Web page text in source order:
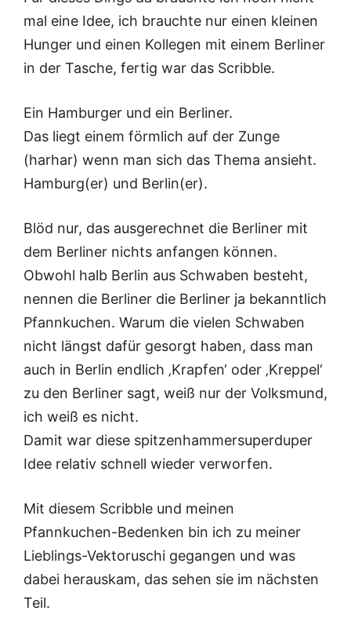
mal eine Idee, ich brauchte nur einen kleinen
Hunger und einen Kollegen mit einem Berliner
in der Tasche, fertig war das Scribble.
Ein Hamburger und ein Berliner.
Das liegt einem förmlich auf der Zunge
(harhar) wenn man sich das Thema ansieht.
Hamburg(er) und Berlin(er).
Blöd nur, das ausgerechnet die Berliner mit
dem Berliner nichts anfangen können.
Obwohl halb Berlin aus Schwaben besteht,
nennen die Berliner die Berliner ja bekanntlich
Pfannkuchen. Warum die vielen Schwaben
nicht längst dafür gesorgt haben, dass man
auch in Berlin endlich ‚Krapfen‘ oder ‚Kreppel‘
zu den Berliner sagt, weiß nur der Volksmund,
ich weiß es nicht.
Damit war diese spitzenhammersuperduper
Idee relativ schnell wieder verworfen.
Mit diesem Scribble und meinen
Pfannkuchen-Bedenken bin ich zu meiner
Lieblings-Vektoruschi gegangen und was
dabei herauskam, das sehen sie im nächsten
Teil.